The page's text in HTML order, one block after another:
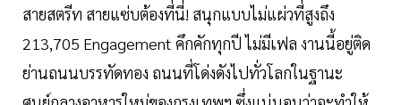
สายสตรีท สายแซ่บต้องที่นี่! สนุกแบบไม่แผ่วที่สูงถึง
213,705 Engagement คึกคักทุกปี ไม่มีเฟล งานนี้อยู่ติด
ย่านถนนบรรทัดทอง ถนนที่โด่งดังไปทั่วโลกในฐานะ